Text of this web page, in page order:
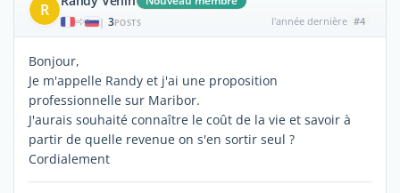
R
| 3POSTS l'année dernière #4
Bonjour,
Je m'appelle Randy et j'ai une proposition
professionnelle sur Maribor.
J'aurais souhaité connaître le coût de la vie et savoir à
partir de quelle revenue on s'en sortir seul ?
Cordialement